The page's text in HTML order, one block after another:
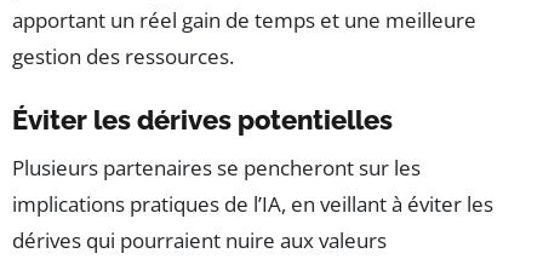
apportant un réel gain de temps et une meilleure
gestion des ressources.
Éviter les dérives potentielles
Plusieurs partenaires se pencheront sur les
implications pratiques de l’IA, en veillant à éviter les
dérives qui pourraient nuire aux valeurs